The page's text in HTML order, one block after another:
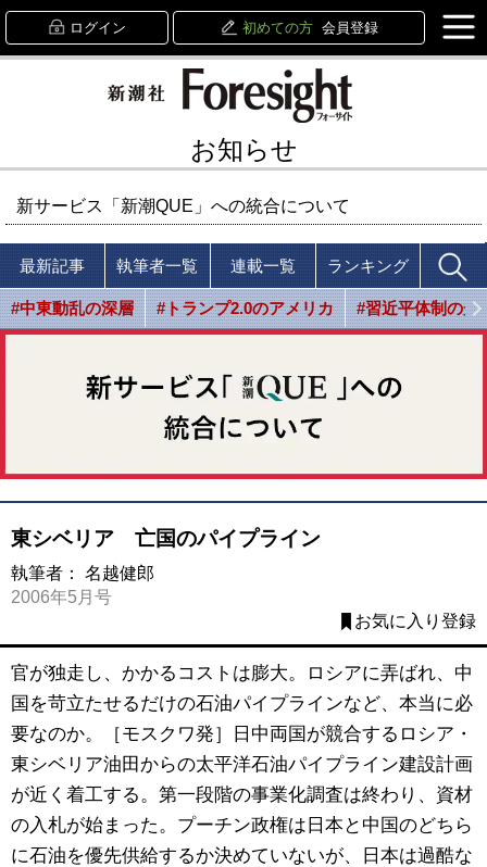
ログイン 初めての方 会員登録
お知らせ
新サービス「新潮QUE」への統合について
最新記事 執筆者一覧 連載一覧 ランキング
#中東動乱の深層 #トランプ2.0のアメリカ #習近平体制の光
東シベリア 亡国のパイプライン
執筆者： 名越健郎
2006年5月号
お気に入り登録
官が独走し、かかるコストは膨大。ロシアに弄ばれ、中
国を苛立たせるだけの石油パイプラインなど、本当に必
要なのか。［モスクワ発］日中両国が競合するロシア・
東シベリア油田からの太平洋石油パイプライン建設計画
が近く着工する。第一段階の事業化調査は終わり、資材
の入札が始まった。プーチン政権は日本と中国のどちら
に石油を優先供給するか決めていないが、日本は過酷な